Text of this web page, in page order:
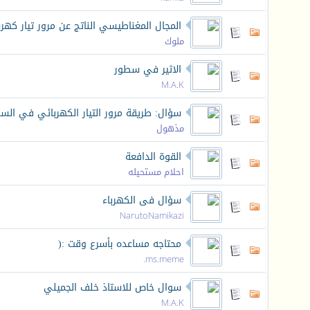
المجال المغناطيسي الناتج عن مرور تيار
ملوك
الاثير في سطور
M.A.K
سؤال: طريقة مرور التيار الكهربائي في
مذهول
القوة الدافعة
احلام مستحيله
سؤال فى الكهرباء
NarutoNamikazi
محتاجه مساعده بأسرع وقت :(
ms.meme.
سوال خاص للاستاذ خلف الجميلي
M.A.K